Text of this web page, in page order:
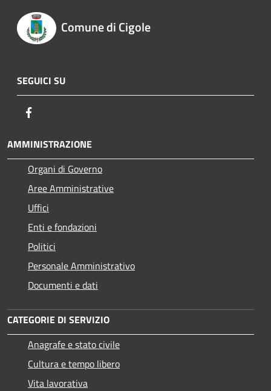
Comune di Cigole
SEGUICI SU
AMMINISTRAZIONE
Organi di Governo
Aree Amministrative
Uffici
Enti e fondazioni
Politici
Personale Amministrativo
Documenti e dati
CATEGORIE DI SERVIZIO
Anagrafe e stato civile
Cultura e tempo libero
Vita lavorativa